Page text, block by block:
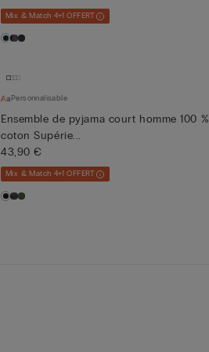
Mix & Match 4+1 OFFERT
Personnalisable
Ensemble de pyjama court homme 100 %
coton Supérie...
43,90 €
Mix & Match 4+1 OFFERT